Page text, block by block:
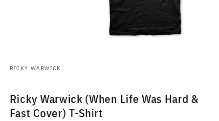
in
RICKY WARWICK
Ricky Warwick (When Life Was Hard &
Fast Cover) T-Shirt